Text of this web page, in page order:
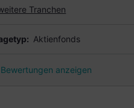
Tranchen
Aktienfonds
Bewertungen anzeigen